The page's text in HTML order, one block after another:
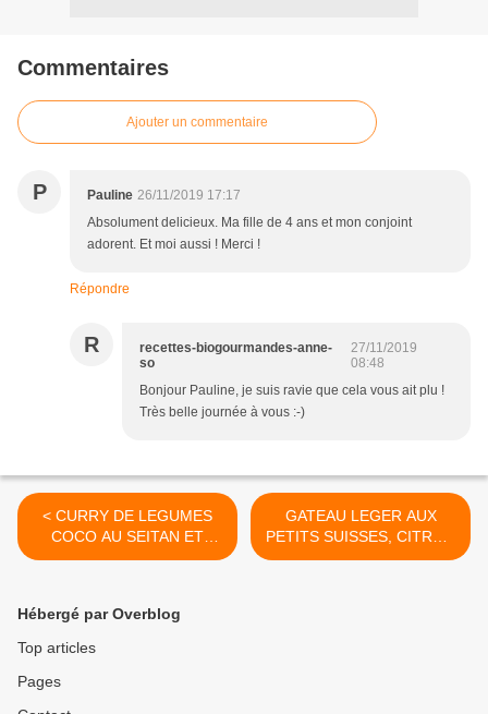
Commentaires
Ajouter un commentaire
P Pauline 26/11/2019 17:17
Absolument delicieux. Ma fille de 4 ans et mon conjoint
adorent. Et moi aussi ! Merci !
Répondre
R
recettes-biogourmandes-anne-
so
27/11/2019
08:48
Bonjour Pauline, je suis ravie que cela vous ait plu !
Très belle journée à vous :-)
< CURRY DE LEGUMES
COCO AU SEITAN ET
SPAGHETTIS D’EPEAUTRE
GATEAU LEGER AUX
PETITS SUISSES, CITRON
VERT ET SPECULOOS >
Hébergé par Overblog
Top articles
Pages